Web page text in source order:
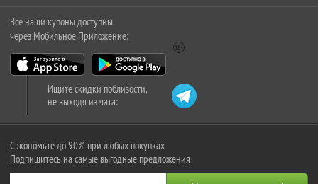
Все наши купоны доступны
через Мобильное Приложение:
Ищите скидки поблизости,
не выходя из чата:
Сэкономьте до 90% при любых покупках
Подпишитесь на самые выгодные предложения